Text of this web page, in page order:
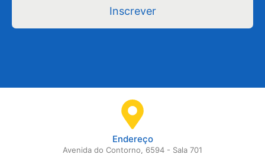
Inscrever
Endereço
Avenida do Contorno, 6594 - Sala 701